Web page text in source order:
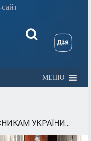
МЕНЮ
УКРАЇНИ...